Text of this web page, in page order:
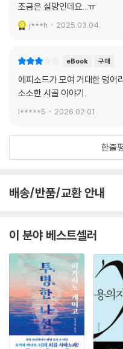
조금은 실망인데요...ㅠ
j***h 2025.03.04.
eBook 구매
에피소드가 모여 거대한 덩어
소소한 시골 이야기.
l*****5 2026.02.01.
한줄
배송/반품/교환 안내
이 분야 베스트셀러